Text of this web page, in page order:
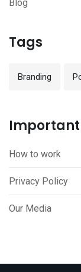
Blog
Tags
Branding
Important
How to work
Privacy Policy
Our Media